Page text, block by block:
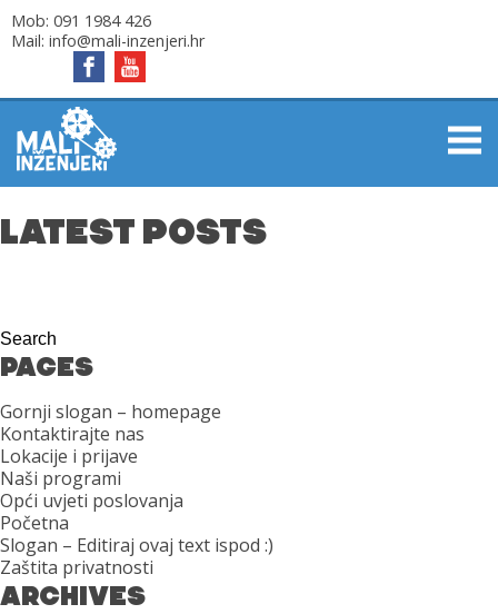
Mob: 091 1984 426
Mail: info@mali-inzenjeri.hr
LATEST POSTS
PAGES
Gornji slogan – homepage
Kontaktirajte nas
Lokacije i prijave
Naši programi
Opći uvjeti poslovanja
Početna
Slogan – Editiraj ovaj text ispod :)
Zaštita privatnosti
ARCHIVES